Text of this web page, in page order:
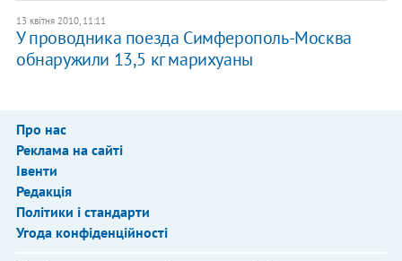
13 квітня 2010, 11:11
У проводника поезда Симферополь-Москва
обнаружили 13,5 кг марихуаны
Про нас
Реклама на сайті
Івенти
Редакція
Політики і стандарти
Угода конфіденційності